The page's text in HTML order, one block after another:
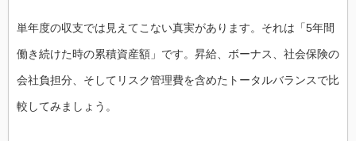
単年度の収支では見えてこない真実があります。それは「5年間
働き続けた時の累積資産額」です。昇給、ボーナス、社会保険の
会社負担分、そしてリスク管理費を含めたトータルバランスで比
較してみましょう。